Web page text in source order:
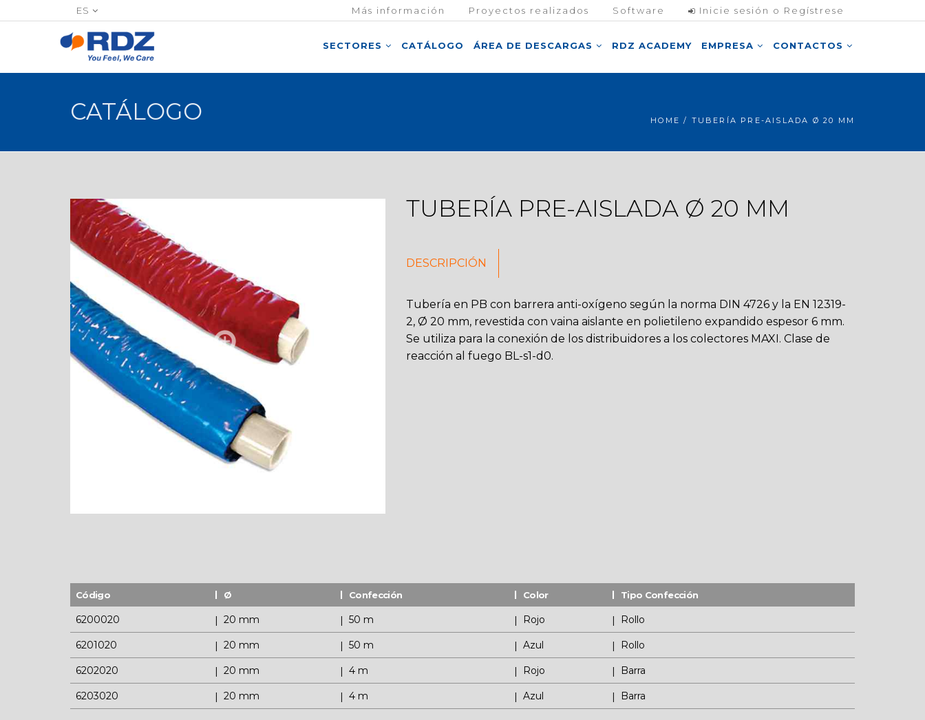
ES Más información Proyectos realizados Software Inicie sesión o Regístrese
SECTORES CATÁLOGO ÁREA DE DESCARGAS RDZ ACADEMY EMPRESA CONTACTOS
CATÁLOGO HOME / TUBERÍA PRE-AISLADA Ø 20 MM
TUBERÍA PRE-AISLADA Ø 20 MM
DESCRIPCIÓN
Tubería en PB con barrera anti-oxígeno según la norma DIN 4726 y la EN 12319-
2, Ø 20 mm, revestida con vaina aislante en polietileno expandido espesor 6 mm.
Se utiliza para la conexión de los distribuidores a los colectores MAXI. Clase de
reacción al fuego BL-s1-d0.
Código Ø Confección Color Tipo Confección
6200020 20 mm 50 m Rojo Rollo
6201020 20 mm 50 m Azul Rollo
6202020 20 mm 4 m Rojo Barra
6203020 20 mm 4 m Azul Barra